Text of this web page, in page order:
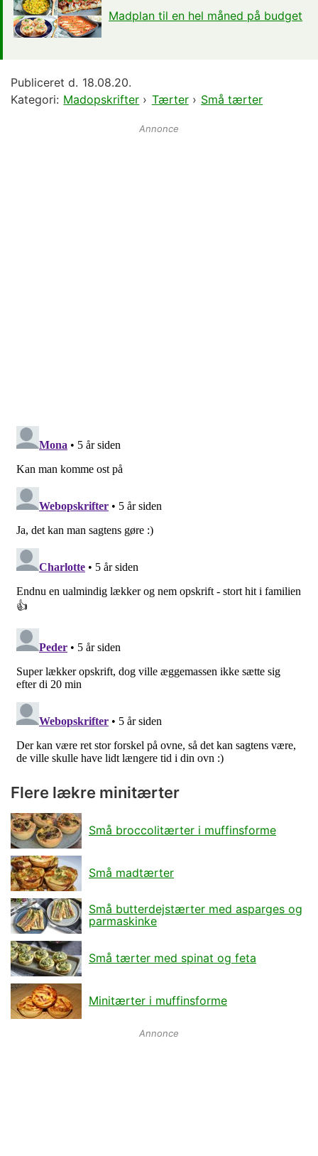
Madplan til en hel måned på budget
Publiceret d. 18.08.20.
Kategori: Madopskrifter › Tærter› Små tærter
Annonce
Flere lækre minitærter
Små broccolitærter i muffinsforme
Små madtærter
Små butterdejstærter med asparges og
parmaskinke
Små tærter med spinat og feta
Minitærter i muffinsforme
Annonce